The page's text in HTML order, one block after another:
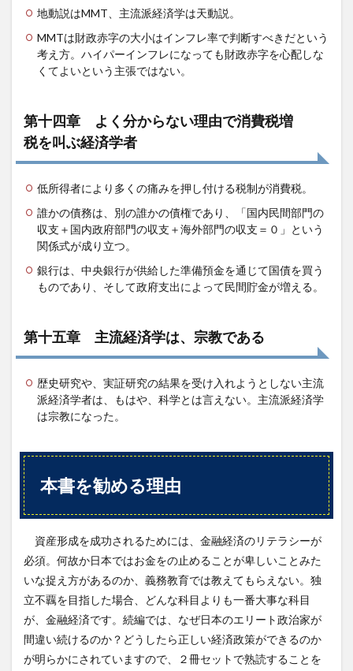
地動説はMMT、主流派経済学は天動説。
MMTは財政赤字の大小はインフレ率で判断すべきだという
考え方。ハイパーインフレになっても財政赤字を心配しな
くてよいという主張ではない。
第十四章 よく分からない理由で消費税増
税を叫ぶ経済学者
低所得者により多くの痛みを押し付ける税制が消費税。
誰かの債務は、別の誰かの債権であり、「国内民間部門の
収支＋国内政府部門の収支＋海外部門の収支＝０」という
関係式が成り立つ。
銀行は、中央銀行が供給した準備預金を通じて国債を買う
ものであり、そして政府支出によって民間貯金が増える。
第十五章 主流経済学は、宗教である
歴史研究や、実証研究の結果を受け入れようとしない主流
派経済学者は、もはや、科学とは言えない。主流派経済学
は宗教になった。
本書を勧める理由
資産形成を成功されるためには、金融経済のリテラシーが
必須。何故か日本ではお金をの止めることが卑しいことみた
いな捉え方があるのか、義務教育では教えてもらえない。独
立不覊を目指した場合、どんな科目よりも一番大事な科目
が、金融経済です。続編では、なぜ日本のエリート政治家が
間違い続けるのか？どうしたら正しい経済政策ができるのか
が明らかにされていますので、２冊セットで熟読することを